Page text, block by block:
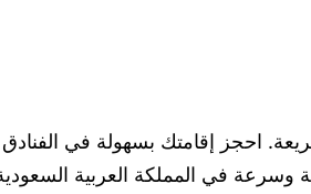
احجز إقامتك بسهولة في
وسرعة في المملكة العربية